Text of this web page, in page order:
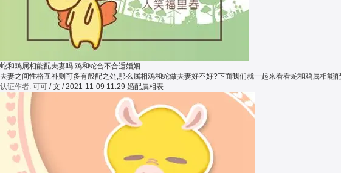
蛇和鸡属相能配夫妻吗 鸡和蛇合不合适婚姻
夫妻之间性格互补则可多有般配之处,那么属相鸡和蛇做夫妻好不好?下面我们就一起来看看蛇和鸡属相能
认证作者: 可可 / 文 / 2021-11-09 11:29 婚配属相表